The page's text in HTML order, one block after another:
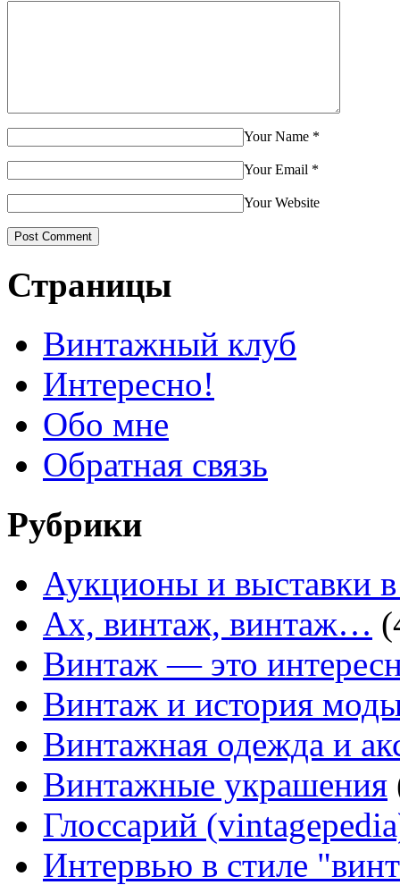
Your Name *
Your Email *
Your Website
Страницы
Винтажный клуб
Интересно!
Обо мне
Обратная связь
Рубрики
Аукционы и выставки
Ах, винтаж, винтаж…
Винтаж — это
Винтаж и история
Винтажная одежда и
Винтажные украшения
Глоссарий
Интервью в стиле